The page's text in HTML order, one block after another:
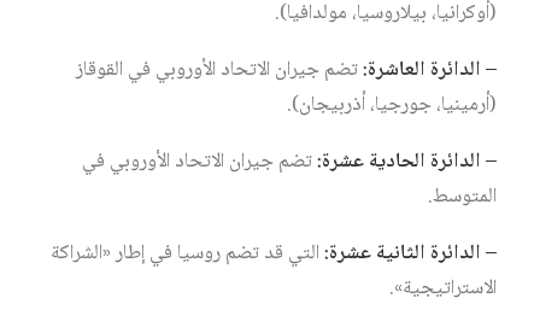
(أوكرانيا، بيلاروسيا، مولدافيا).
– الدائرة العاشرة:تضم جيران الاتحاد الأوروبي في القوقاز
(أرمينيا، جورجيا، أذربيجان).
– الدائرة الحادية عشرة:تضم جيران الاتحاد الأوروبي في
المتوسط.
– الدائرة الثانية عشرة:التي قد تضم روسيا في إطار «الشراكة
الاستراتيجية».